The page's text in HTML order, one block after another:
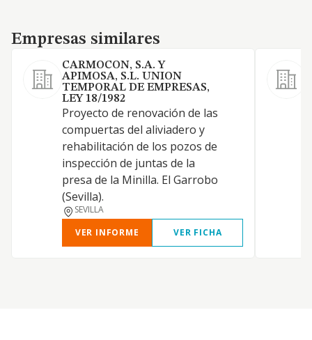
Empresas similares
Empresas similares
CARMOCON, S.A. Y
APIMOSA, S.L. UNION
TEMPORAL DE EMPRESAS,
LEY 18/1982
Proyecto de renovación de las
compuertas del aliviadero y
rehabilitación de los pozos de
inspección de juntas de la
presa de la Minilla. El Garrobo
(Sevilla).
SEVILLA
VER INFORME
VER FICHA